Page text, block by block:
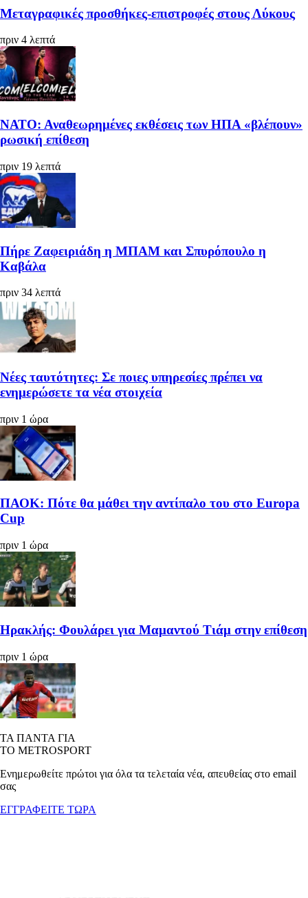
Μεταγραφικές προσθήκες-επιστροφές στους Λύκους
πριν 4 λεπτά
ΝΑΤΟ: Αναθεωρημένες εκθέσεις των ΗΠΑ «βλέπουν»
ρωσική επίθεση
πριν 19 λεπτά
Πήρε Ζαφειριάδη η ΜΠΑΜ και Σπυρόπουλο η
Καβάλα
πριν 34 λεπτά
Νέες ταυτότητες: Σε ποιες υπηρεσίες πρέπει να
ενημερώσετε τα νέα στοιχεία
πριν 1 ώρα
ΠΑΟΚ: Πότε θα μάθει την αντίπαλο του στο Europa
Cup
πριν 1 ώρα
Ηρακλής: Φουλάρει για Μαμαντού Τιάμ στην επίθεση
πριν 1 ώρα
ΤΑ ΠΑΝΤΑ ΓΙΑ
ΤΟ METROSPORT
Ενημερωθείτε πρώτοι για όλα τα τελεταία νέα, απευθείας στο email
σας
ΕΓΓΡΑΦΕΙΤΕ ΤΩΡΑ